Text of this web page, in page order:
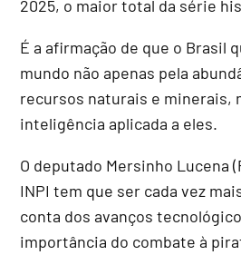
2025, o maior total da série
É a afirmação de que o Brasil
mundo não apenas pela
recursos naturais e minerais,
inteligência aplicada a eles.
O deputado Mersinho Lucena
INPI tem que ser cada vez
conta dos avanços
importância do combate à